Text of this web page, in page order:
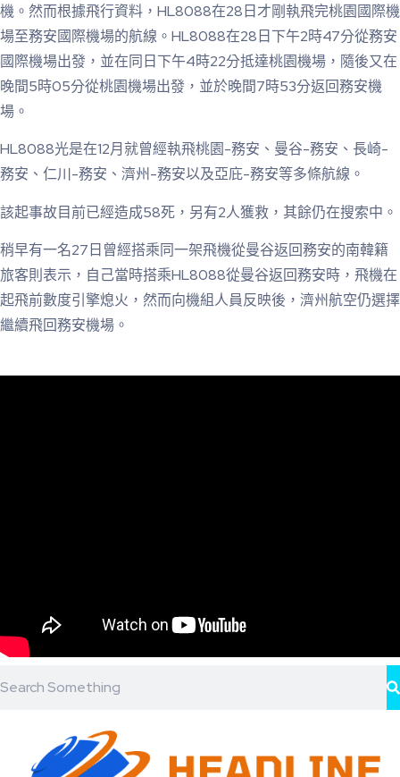
機。然而根據飛行資料，HL8088在28日才剛執飛完桃園國際機
場至務安國際機場的航線。HL8088在28日下午2時47分從務安
國際機場出發，並在同日下午4時22分抵達桃園機場，隨後又在
晚間5時05分從桃園機場出發，並於晚間7時53分返回務安機
場。
HL8088光是在12月就曾經執飛桃園-務安、曼谷-務安、長崎-
務安、仁川-務安、濟州-務安以及亞庇-務安等多條航線。
該起事故目前已經造成58死，另有2人獲救，其餘仍在搜索中。
稍早有一名27日曾經搭乘同一架飛機從曼谷返回務安的南韓籍
旅客則表示，自己當時搭乘HL8088從曼谷返回務安時，飛機在
起飛前數度引擎熄火，然而向機組人員反映後，濟州航空仍選擇
繼續飛回務安機場。